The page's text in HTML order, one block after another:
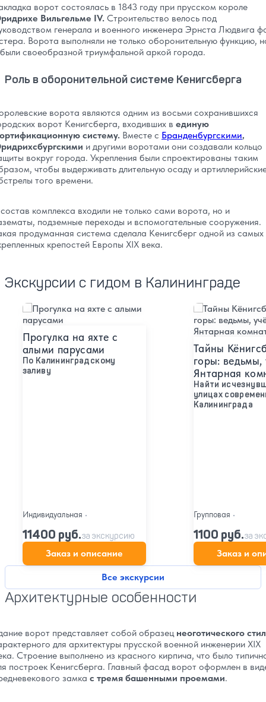
ворот состоялась в 1843 году при прусском короле
Вильгельме IV. Строительство велось под
генерала и военного инженера Эрнста Людвига
Ворота выполняли не только оборонительную функцию,
своеобразной триумфальной аркой города.
Роль в оборонительной системе Кенигсберга
ворота являются одним из восьми сохранившихся
ворот Кенигсберга, входивших в единую
систему. Вместе с Бранденбургскими,
и другими воротами они создавали кольцо
вокруг города. Укрепления были спроектированы таким
чтобы выдерживать длительную осаду и
того времени.
комплекса входили не только сами ворота, но и
подземные переходы и вспомогательные сооружения.
продуманная система сделала Кенигсберг одной из самых
крепостей Европы XIX века.
Экскурсии с гидом в Калининграде
Все экскурсии
Прогулка на яхте с
алыми парусами
По Калининградскому
заливу
Индивидуальная •
11400 руб.за экскурсию
Заказ и описание
Подробнее
Тайны
горы: ведьмы,
Янтарная
Найти
улицах
Калининграда
Групповая •
1100 руб.за
Заказ и
Подробнее
Архитектурные особенности
ворот представляет собой образецнеоготического
для архитектуры прусской военной инженерии XIX
Строение выполнено из красного кирпича, что было
построек Кенигсберга. Главный фасад ворот оформлен в
замка с тремя башенными проемами.